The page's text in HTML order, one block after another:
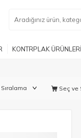
KONTRPLAK ÜRÜNLERİ
Seç ve